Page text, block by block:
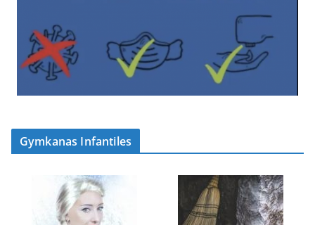
Gymkanas Infantiles